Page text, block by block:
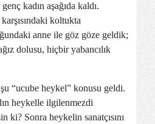
kadın aşağıda kaldı.
koltukta
anne ile göz göze geldik;
dolusu, hiçbir yabancılık
“ucube heykel” konusu geldi.
heykelle ilgilenmezdi
ki? Sonra heykelin sanatçısını